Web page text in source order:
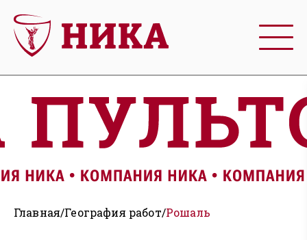
Главная География работ Рошаль